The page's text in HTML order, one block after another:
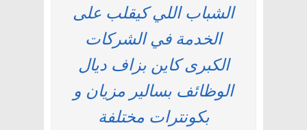
الشباب اللي كيقلب على
الخدمة في الشركات
الكبرى كاين بزاف ديال
الوظائف بسالير مزيان و
بكونترات مختلفة